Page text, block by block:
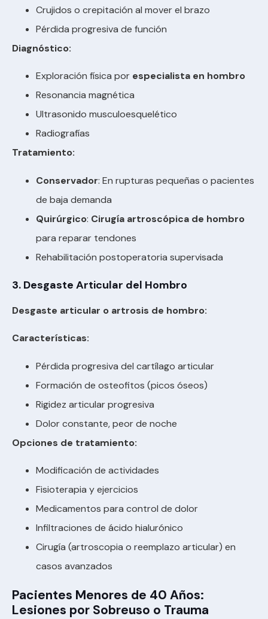
Crujidos o crepitación al mover el brazo
Pérdida progresiva de función
Diagnóstico:
Exploración física por especialista en hombro
Resonancia magnética
Ultrasonido musculoesquelético
Radiografías
Tratamiento:
Conservador: En rupturas pequeñas o pacientes
de baja demanda
Quirúrgico: Cirugía artroscópica de hombro
para reparar tendones
Rehabilitación postoperatoria supervisada
3. Desgaste Articular del Hombro
Desgaste articular o artrosis de hombro:
Características:
Pérdida progresiva del cartílago articular
Formación de osteofitos (picos óseos)
Rigidez articular progresiva
Dolor constante, peor de noche
Opciones de tratamiento:
Modificación de actividades
Fisioterapia y ejercicios
Medicamentos para control de dolor
Infiltraciones de ácido hialurónico
Cirugía (artroscopia o reemplazo articular) en
casos avanzados
Pacientes Menores de 40 Años:
Lesiones por Sobreuso o Trauma